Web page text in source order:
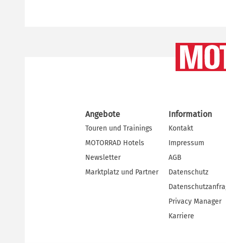
Angebote
Touren und Trainings
MOTORRAD Hotels
Newsletter
Marktplatz und Partner
Information
Kontakt
Impressum
AGB
Datenschutz
Privacy Manager
Karriere